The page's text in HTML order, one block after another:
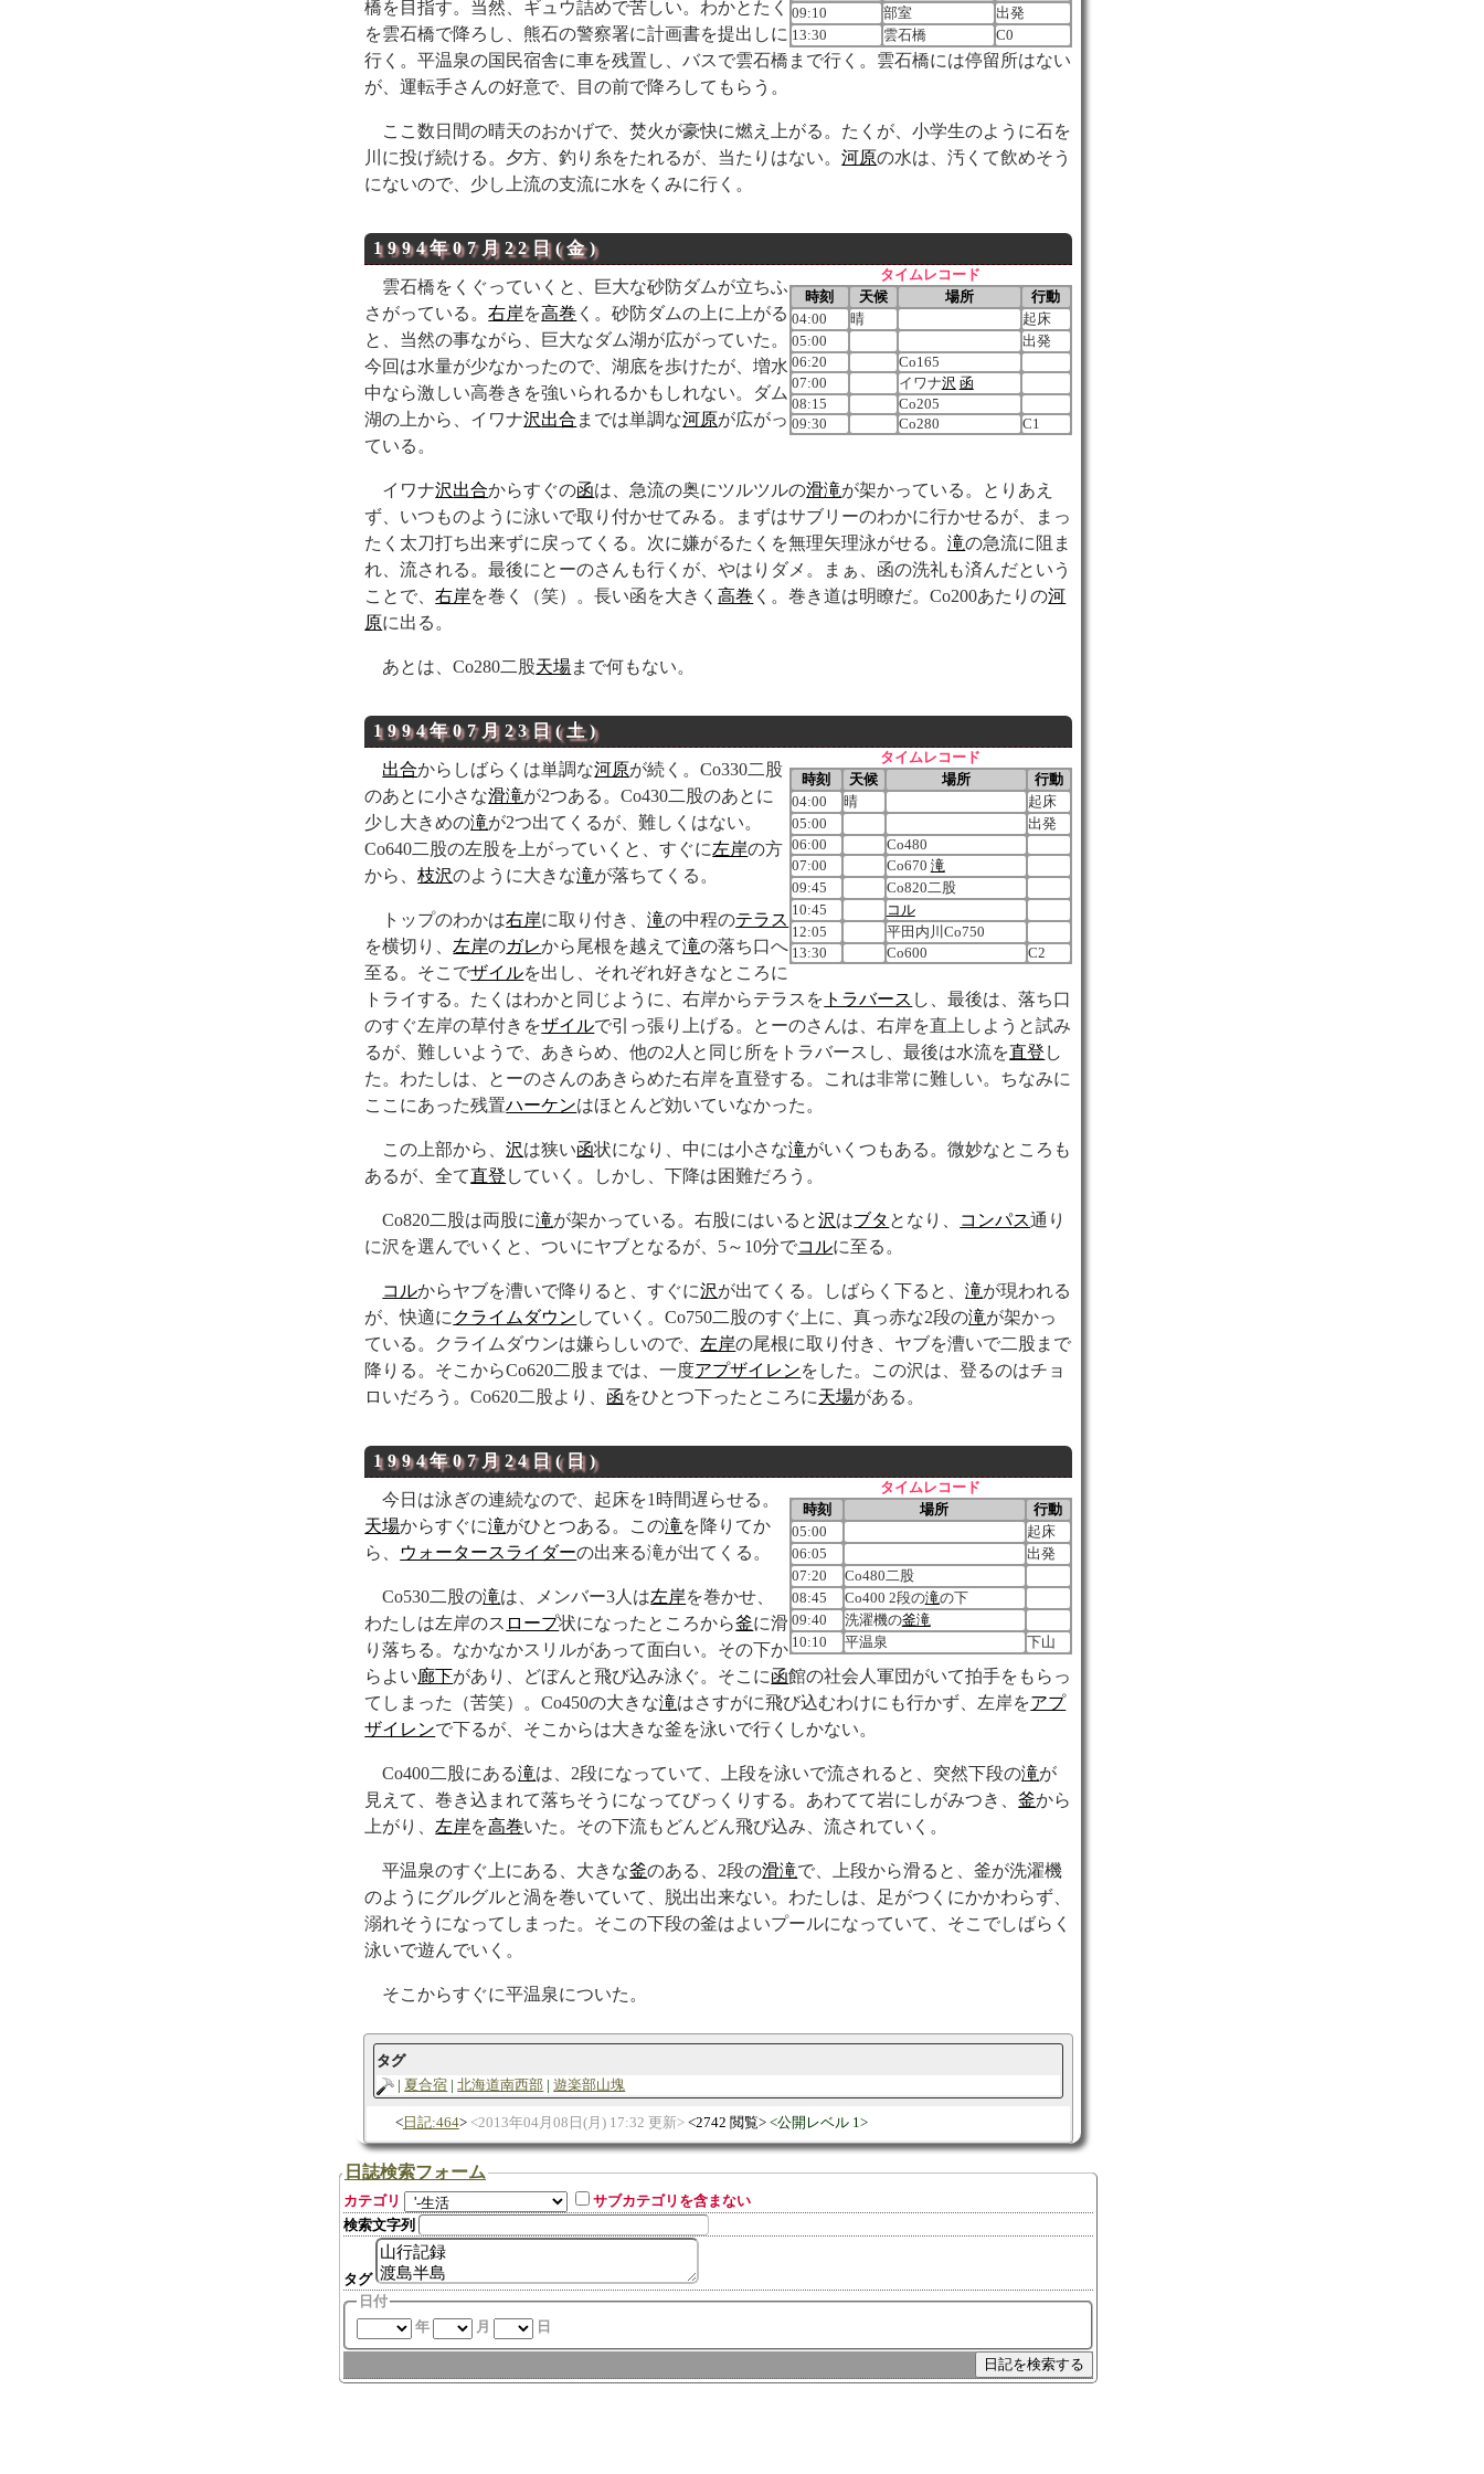
09:10 部室
出発
13:30
雲石橋 C0
橋を目指す。当然、ギュウ詰めで苦しい。わかとたく
を雲石橋で降ろし、熊石の警察署に計画書を提出しに
行く。平温泉の国民宿舎に車を残置し、バスで雲石橋まで行く。雲石橋には停留所はない
が、運転手さんの好意で、目の前で降ろしてもらう。
ここ数日間の晴天のおかげで、焚火が豪快に燃え上がる。たくが、小学生のように石を
川に投げ続ける。夕方、釣り糸をたれるが、当たりはない。河原の水は、汚くて飲めそう
にないので、少し上流の支流に水をくみに行く。
1994年07月22日(金)
タイムレコード
時刻
天候 場所
行動
04:00
晴
起床
05:00
出発
06:20
Co165
07:00
イワナ沢 函
08:15
Co205
09:30
Co280 C1
雲石橋をくぐっていくと、巨大な砂防ダムが立ちふ
さがっている。右岸を高巻 く。砂防ダムの上に上がる
と、当然の事ながら、巨大なダム湖が広がっていた。
今回は水量が少なかったので、湖底を歩けたが、増水
中なら激しい高巻きを強いられるかもしれない。ダム
湖の上から、イワナ沢出合 までは単調な河原が広がっ
ている。
イワナ沢出合からすぐの函は、急流の奥にツルツルの滑滝が架かっている。とりあえ
ず、いつものように泳いで取り付かせてみる。まずはサブリーのわかに行かせるが、まっ
たく太刀打ち出来ずに戻ってくる。次に嫌がるたくを無理矢理泳がせる。滝の急流に阻ま
れ、流される。最後にとーのさんも行くが、やはりダメ。まぁ、函の洗礼も済んだという
ことで、右岸を巻く（笑）。長い函を大きく高巻 く。巻き道は明瞭だ。Co200あたりの河
原に出る。
あとは、Co280二股天場まで何もない。
1994年07月23日(土)
タイムレコード
時刻
天候 場所
行動
04:00
晴
起床
05:00
出発
06:00
Co480
07:00
Co670 滝
09:45
Co820二股
10:45
コル
12:05
平田内川Co750
13:30
Co600 C2
出合からしばらくは単調な河原が続く。Co330二股
のあとに小さな滑滝が2つある。Co430二股のあとに
少し大きめの滝が2つ出てくるが、難しくはない。
Co640二股の左股を上がっていくと、すぐに左岸の方
から、枝沢のように大きな滝が落ちてくる。
トップのわかは右岸に取り付き、滝の中程のテラス
を横切り、 左岸のガレから尾根を越えて滝の落ち口へ
至る。そこでザイルを出し、それぞれ好きなところに
トライする。たくはわかと同じように、右岸からテラスを トラバース し、最後は、落ち口
のすぐ左岸の草付きをザイルで引っ張り上げる。とーのさんは、右岸を直上しようと試み
るが、難しいようで、あきらめ、他の2人と同じ所をトラバースし、最後は水流を直登 し
た。わたしは、とーのさんのあきらめた右岸を直登する。これは非常に難しい。ちなみに
ここにあった残置ハーケンはほとんど効いていなかった。
この上部から、沢は狭い函状になり、中には小さな滝がいくつもある。微妙なところも
あるが、全て直登 していく。しかし、下降は困難だろう。
Co820二股は両股に滝が架かっている。右股にはいると沢はブタ となり、 コンパス通り
に沢を選んでいくと、ついにヤブとなるが、5～10分でコルに至る。
コルからヤブを漕いで降りると、すぐに沢が出てくる。しばらく下ると、滝が現われる
が、快適に クライムダウン していく。Co750二股のすぐ上に、真っ赤な2段の滝が架かっ
ている。クライムダウンは嫌らしいので、 左岸の尾根に取り付き、ヤブを漕いで二股まで
降りる。そこからCo620二股までは、一度アプザイレンをした。この沢は、登るのはチョ
ロいだろう。Co620二股より、 函をひとつ下ったところに天場がある。
1994年07月24日(日)
タイムレコード
時刻
場所
行動
05:00
起床
06:05
出発
07:20
Co480二股
08:45
Co400 2段の滝の下
09:40
洗濯機の釜滝
10:10
平温泉 下山
今日は泳ぎの連続なので、起床を1時間遅らせる。
天場からすぐに滝がひとつある。この滝を降りてか
ら、
ウォータースライダーの出来る滝が出てくる。
Co530二股の滝は、メンバー3人は左岸を巻かせ、
わたしは左岸のス ロープ状になったところから釜に滑
り落ちる。なかなかスリルがあって面白い。その下か
らよい廊下があり、どぼんと飛び込み泳ぐ。そこに函館の社会人軍団がいて拍手をもらっ
てしまった（苦笑）。Co450の大きな滝はさすがに飛び込むわけにも行かず、左岸をアプ
ザイレンで下るが、そこからは大きな釜を泳いで行くしかない。
Co400二股にある滝は、2段になっていて、上段を泳いで流されると、突然下段の滝が
見えて、巻き込まれて落ちそうになってびっくりする。あわてて岩にしがみつき、釜から
上がり、 左岸を高巻いた。その下流もどんどん飛び込み、流されていく。
平温泉のすぐ上にある、大きな釜のある、2段の滑滝で、上段から滑ると、釜が洗濯機
のようにグルグルと渦を巻いていて、脱出出来ない。わたしは、足がつくにかかわらず、
溺れそうになってしまった。そこの下段の釜はよいプールになっていて、そこでしばらく
泳いで遊んでいく。
そこからすぐに平温泉についた。
タグ
夏合宿
北海道南西部 遊楽部山塊
日記:464 2013年04月08日(月) 17:32 更新 2742 閲覧 公開レベル 1
日誌検索フォーム
カテゴリ
サブカテゴリを含まない
検索文字列
タグ
日付
年
月 日